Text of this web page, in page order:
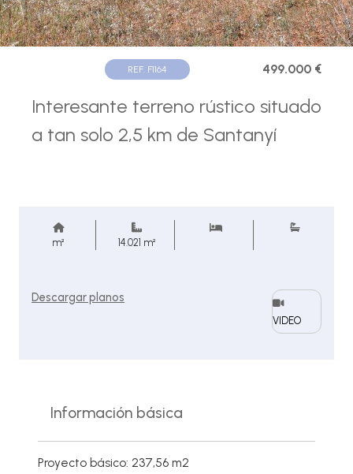
REF. F1164 499.000 €
Interesante terreno rústico situado
a tan solo 2,5 km de Santanyí
m² 14.021 m²
Descargar planos
VIDEO
Información básica
Proyecto básico: 237,56 m2